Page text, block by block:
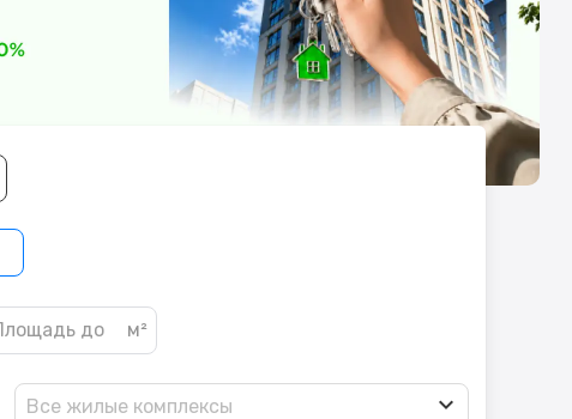
Все жилые комплексы